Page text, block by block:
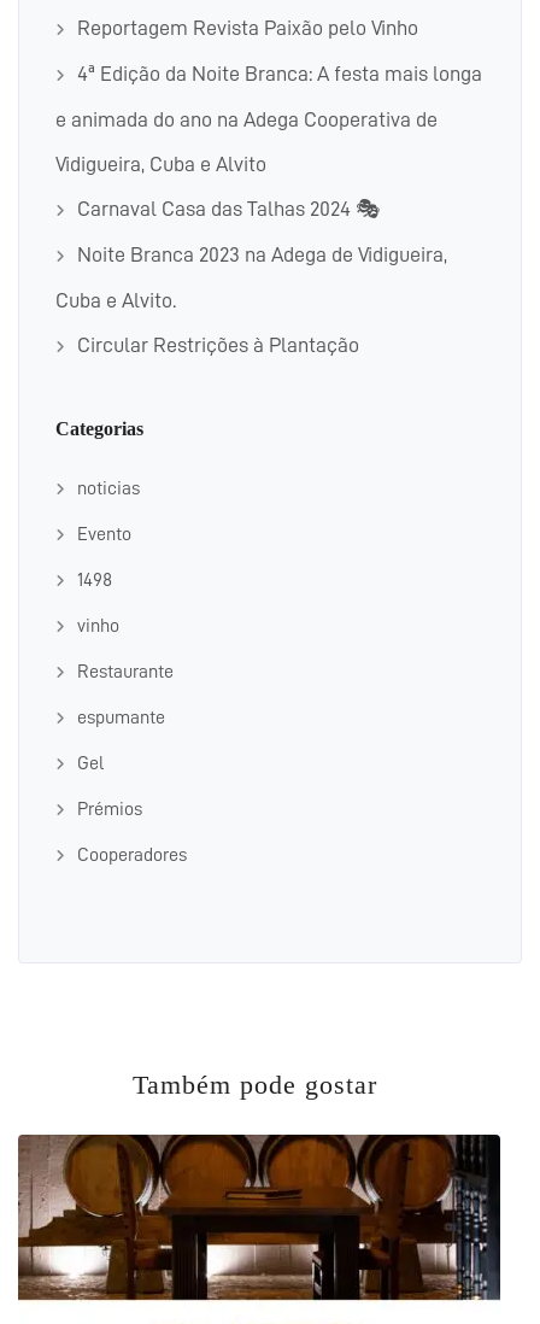
Reportagem Revista Paixão pelo Vinho
4ª Edição da Noite Branca: A festa mais longa
e animada do ano na Adega Cooperativa de
Vidigueira, Cuba e Alvito
Carnaval Casa das Talhas 2024 🎭
Noite Branca 2023 na Adega de Vidigueira,
Cuba e Alvito.
Circular Restrições à Plantação
Categorias
noticias
Evento
1498
vinho
Restaurante
espumante
Gel
Prémios
Cooperadores
Também pode gostar